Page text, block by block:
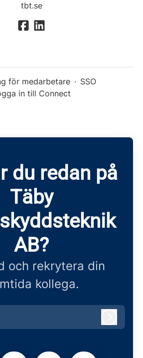
tbt.se
för medarbetare · SSO
in till Connect
du redan på
Täby
AB?
och rekrytera din
kollega.